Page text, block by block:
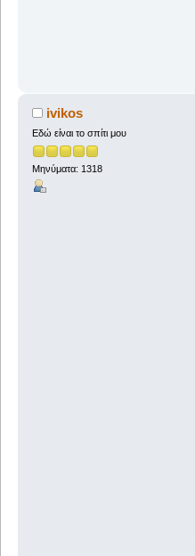
ivikos
Εδώ είναι το σπίτι μου
Μηνύματα: 1318